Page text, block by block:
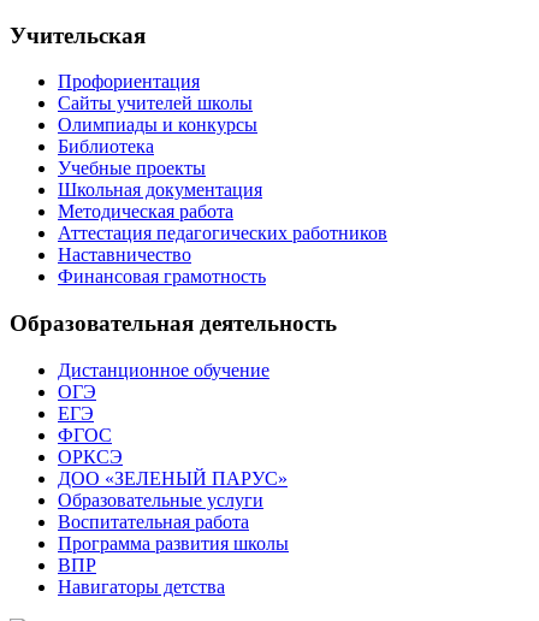
Учительская
Профориентация
Сайты учителей школы
Олимпиады и конкурсы
Библиотека
Учебные проекты
Школьная документация
Методическая работа
Аттестация педагогических работников
Наставничество
Финансовая грамотность
Образовательная деятельность
Дистанционное обучение
ОГЭ
ЕГЭ
ФГОС
ОРКСЭ
ДОО «ЗЕЛЕНЫЙ ПАРУС»
Образовательные услуги
Воспитательная работа
Программа развития школы
ВПР
Навигаторы детства